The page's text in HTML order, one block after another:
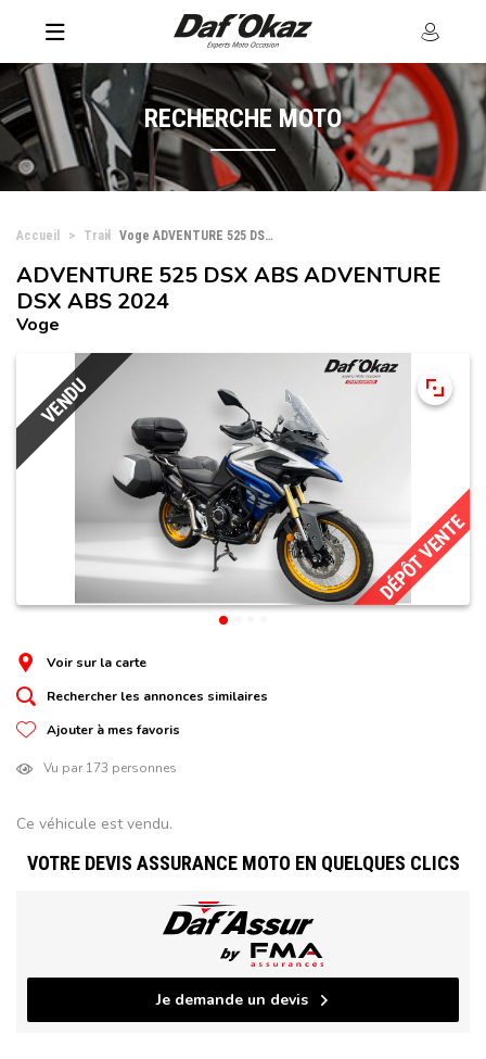
RECHERCHE MOTO
Accueil Trail Voge ADVENTURE 525 DSX ABS ADVENTURE DSX ABS
VENDU
DÉPÔT VENTE
ADVENTURE 525 DSX ABS ADVENTURE
DSX ABS 2024
Voge
Voir sur la carte
Rechercher les annonces similaires
Ajouter à mes favoris
Vu par 173 personnes
Ce véhicule est vendu.
VOTRE DEVIS ASSURANCE MOTO EN QUELQUES CLICS
Je demande un devis